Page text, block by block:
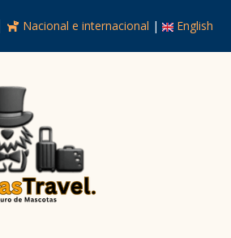
Nacional e internacional | English